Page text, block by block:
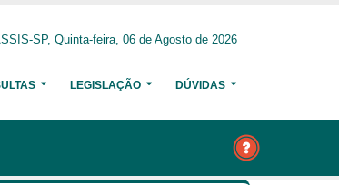
SP, Quinta-feira, 06 de Agosto de 2026
LEGISLAÇÃO DÚVIDAS